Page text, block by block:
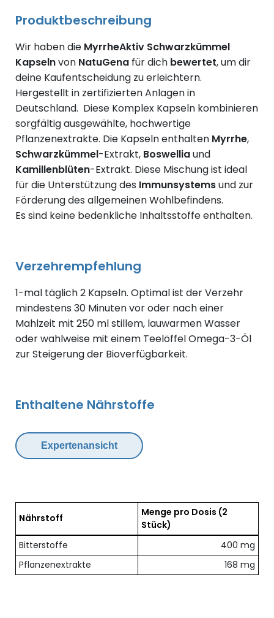
Produktbeschreibung
Wir haben die MyrrheAktiv Schwarzkümmel
Kapselnvon NatuGena für dich bewertet, um dir
deine Kaufentscheidung zu erleichtern.
Hergestellt in zertifizierten Anlagen in
Deutschland. Diese Komplex Kapseln kombinieren
sorgfältig ausgewählte, hochwertige
Pflanzenextrakte. Die Kapseln enthalten Myrrhe,
Schwarzkümmel-Extrakt, Boswelliaund
Kamillenblüten-Extrakt. Diese Mischung ist ideal
für die Unterstützung des Immunsystemsund zur
Förderung des allgemeinen Wohlbefindens.
Es sind keine bedenkliche Inhaltsstoffe enthalten.
Verzehrempfehlung
1-mal täglich 2 Kapseln. Optimal ist der Verzehr
mindestens 30 Minuten vor oder nach einer
Mahlzeit mit 250 ml stillem, lauwarmen Wasser
oder wahlweise mit einem Teelöffel Omega-3-Öl
zur Steigerung der Bioverfügbarkeit.
Enthaltene Nährstoffe
Expertenansicht
Übersicht der enthaltenen Nährstoffe pro Dosis
Nährstoff Menge pro Dosis (2
Stück)
Bitterstoffe
400 mg
Pflanzenextrakte
168 mg